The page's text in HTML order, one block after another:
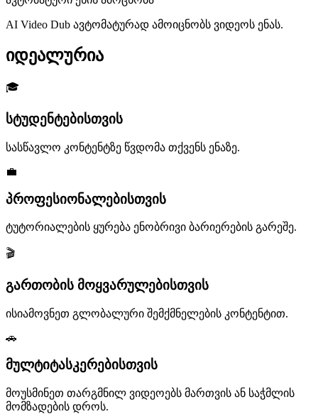
AI Video Dub ავტომატურად ამოიცნობს ვიდეოს ენას.
იდეალურია
🎓
სტუდენტებისთვის
სასწავლო კონტენტზე წვდომა თქვენს ენაზე.
💼
პროფესიონალებისთვის
ტუტორიალების ყურება ენობრივი ბარიერების გარეშე.
🎬
გართობის მოყვარულებისთვის
ისიამოვნეთ გლობალური შემქმნელების კონტენტით.
🚗
მულტიტასკერებისთვის
მოუსმინეთ თარგმნილ ვიდეოებს მართვის ან საჭმლის
მომზადების დროს.